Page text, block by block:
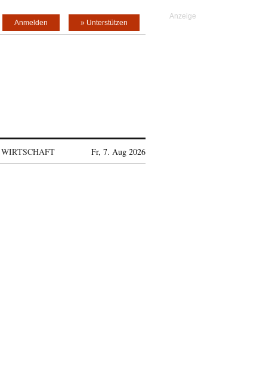
» Unterstützen
Anmelden
WIRTSCHAFT Fr, 7. Aug 2026